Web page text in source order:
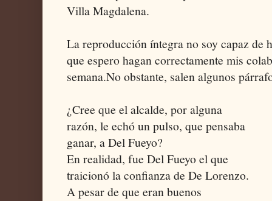
Villa Magdalena.
La reproducción íntegra no soy capaz de
que espero hagan correctamente mis
semana.No obstante, salen algunos
¿Cree que el alcalde, por alguna
razón, le echó un pulso, que pensaba
ganar, a Del Fueyo?
En realidad, fue Del Fueyo el que
traicionó la confianza de De Lorenzo.
A pesar de que eran buenos